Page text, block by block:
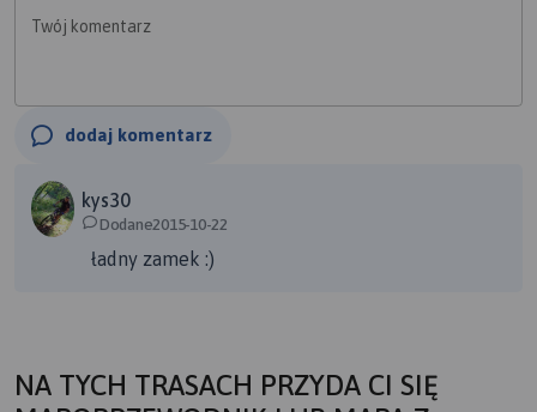
Twój komentarz
dodaj komentarz
kys30
Dodane2015-10-22
ładny zamek :)
NA TYCH TRASACH PRZYDA CI SIĘ